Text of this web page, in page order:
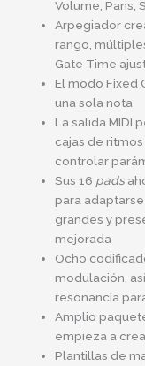
Volume, Pans,
Arpegiador
rango,
Gate Time
El modo Fixed
una sola nota
La salida MIDI
cajas de
controlar
Sus 16 pads
para
grandes y
mejorada
Ocho
modulación,
resonancia
Amplio
empieza a
Plantillas de